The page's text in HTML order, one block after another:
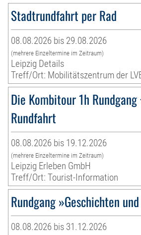
Stadtrundfahrt per Rad
08.08.2026 bis 29.08.2026
(mehrere Einzeltermine im Zeitraum)
Leipzig Details
Treff/Ort: Mobilitätszentrum der
Die Kombitour 1h Rundgang
Rundfahrt
08.08.2026 bis 19.12.2026
(mehrere Einzeltermine im Zeitraum)
Leipzig Erleben GmbH
Treff/Ort: Tourist-Information
Rundgang »Geschichten
08.08.2026 bis 31.12.2026